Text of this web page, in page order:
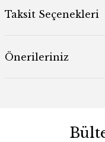
Taksit Seçenekleri
Önerileriniz